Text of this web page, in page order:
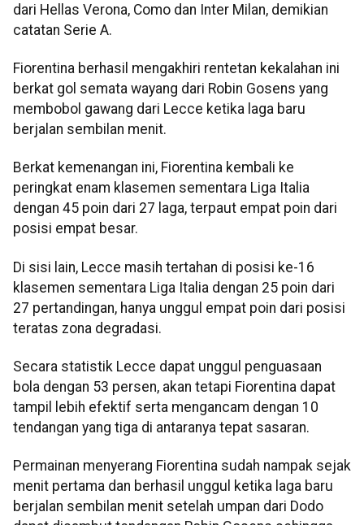
dari Hellas Verona, Como dan Inter Milan, demikian
catatan Serie A.
Fiorentina berhasil mengakhiri rentetan kekalahan ini
berkat gol semata wayang dari Robin Gosens yang
membobol gawang dari Lecce ketika laga baru
berjalan sembilan menit.
Berkat kemenangan ini, Fiorentina kembali ke
peringkat enam klasemen sementara Liga Italia
dengan 45 poin dari 27 laga, terpaut empat poin dari
posisi empat besar.
Di sisi lain, Lecce masih tertahan di posisi ke-16
klasemen sementara Liga Italia dengan 25 poin dari
27 pertandingan, hanya unggul empat poin dari posisi
teratas zona degradasi.
Secara statistik Lecce dapat unggul penguasaan
bola dengan 53 persen, akan tetapi Fiorentina dapat
tampil lebih efektif serta mengancam dengan 10
tendangan yang tiga di antaranya tepat sasaran.
Permainan menyerang Fiorentina sudah nampak sejak
menit pertama dan berhasil unggul ketika laga baru
berjalan sembilan menit setelah umpan dari Dodo